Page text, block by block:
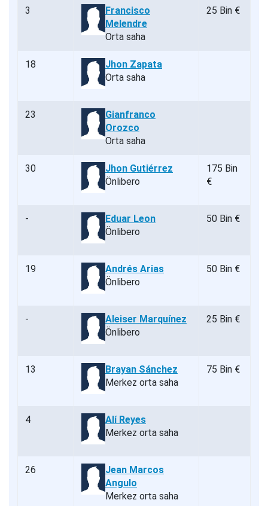
3
Francisco
Melendre
Orta saha
25 Bin €
18
Jhon Zapata
Orta saha
23
Gianfranco
Orozco
Orta saha
30
Jhon Gutiérrez
Önlibero
175 Bin
€
-
Eduar Leon
Önlibero
50 Bin €
19
Andrés Arias
Önlibero
50 Bin €
-
Aleiser Marquínez
Önlibero
25 Bin €
13
Brayan Sánchez
Merkez orta saha
75 Bin €
4
Alí Reyes
Merkez orta saha
26
Jean Marcos
Angulo
Merkez orta saha